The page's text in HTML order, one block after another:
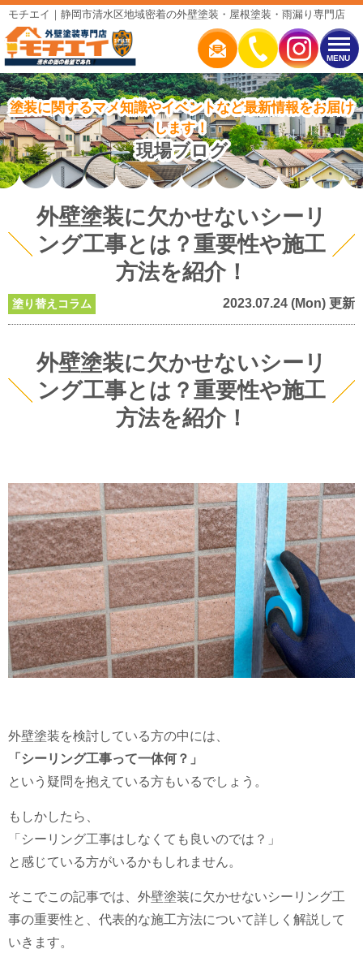
MENU
モチエイ｜静岡市清水区地域密着の外壁塗装・屋根塗装・雨漏り専門店
塗装に関するマメ知識やイベントなど最新情報をお届け
します！
現場ブログ
外壁塗装に欠かせないシーリ
ング工事とは？重要性や施工
方法を紹介！
塗り替えコラム 2023.07.24 (Mon) 更新
外壁塗装に欠かせないシーリ
ング工事とは？重要性や施工
方法を紹介！
外壁塗装を検討している方の中には、
「シーリング工事って一体何？」
という疑問を抱えている方もいるでしょう。
もしかしたら、
「シーリング工事はしなくても良いのでは？」
と感じている方がいるかもしれません。
そこでこの記事では、外壁塗装に欠かせないシーリング工
事の重要性と、代表的な施工方法について詳しく解説して
いきます。